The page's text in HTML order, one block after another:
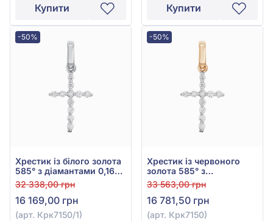
Купити Купити
-50%
Хрестик із білого золота
585° з діамантами 0,16ct,
арт. Крк7150/1
32 338,00 грн
16 169,00 грн
(арт. Крк7150/1)
-50%
Хрестик із червоного
золота 585° з
діамантами 0,16ct, арт.
Крк7150
33 563,00 грн
16 781,50 грн
(арт. Крк7150)